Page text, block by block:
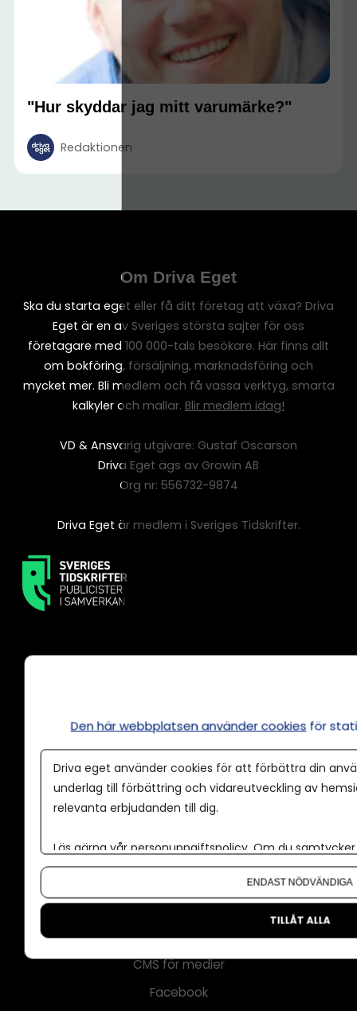
"Hur skyddar jag mitt varumärke?"
Redaktionen
Om Driva Eget
Ska du starta eget eller få ditt företag att växa? Driva
Eget är en av Sveriges största sajter för oss
företagare med 100 000-tals besökare. Här finns allt
om bokföring, försäljning, marknadsföring och
mycket mer. Bli medlem och få vassa verktyg, smarta
kalkyler och mallar. Blir medlem idag!
VD & Ansvarig utgivare: Gustaf Oscarson
Driva Eget ägs av Growin AB
Org nr: 556732-9874
Driva Eget är medlem i Sveriges Tidskrifter.
Våra användarvillkor
Policy för AI
Tillgänglighet
Om oss
Nyhetsbrev
CMS för medier
Facebook
Den här webbplatsen använder cookies för
Driva eget använder cookies för att förbättra din
underlag till förbättring och vidareutveckling av
relevanta erbjudanden till dig.
Läs gärna vår personuppgiftspolicy. Om du
Om du vill ändra ditt val i efterhand hittar du den
ENDAST NÖDVÄNDIGA
TILLÅT ALLA